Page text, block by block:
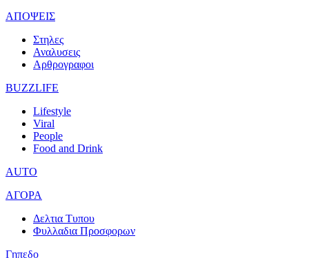
ΑΠΟΨΕΙΣ
Στηλες
Αναλυσεις
Αρθρογραφοι
BUZZLIFE
Lifestyle
Viral
People
Food and Drink
AUTO
ΑΓΟΡΑ
Δελτια Τυπου
Φυλλαδια Προσφορων
Γηπεδο